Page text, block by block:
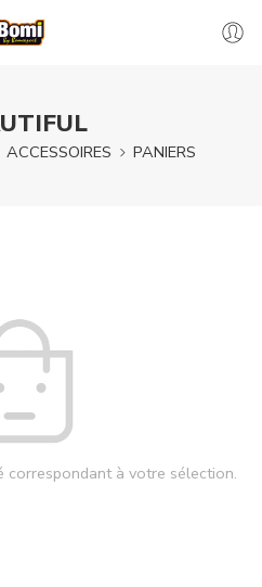
ACCESSOIRES PANIERS
à votre sélection.